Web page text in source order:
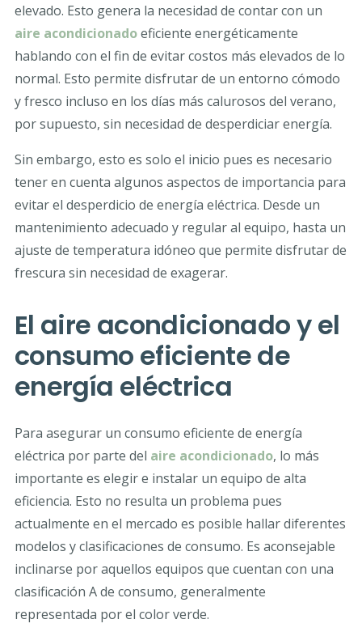
elevado. Esto genera la necesidad de contar con un
aire acondicionadoeficiente energéticamente
hablando con el fin de evitar costos más elevados de lo
normal. Esto permite disfrutar de un entorno cómodo
y fresco incluso en los días más calurosos del verano,
por supuesto, sin necesidad de desperdiciar energía.
Sin embargo, esto es solo el inicio pues es necesario
tener en cuenta algunos aspectos de importancia para
evitar el desperdicio de energía eléctrica. Desde un
mantenimiento adecuado y regular al equipo, hasta un
ajuste de temperatura idóneo que permite disfrutar de
frescura sin necesidad de exagerar.
El aire acondicionadoy el
consumo eficiente de
energía eléctrica
Para asegurar un consumo eficiente de energía
eléctrica por parte del aire acondicionado, lo más
importante es elegir e instalar un equipo de alta
eficiencia. Esto no resulta un problema pues
actualmente en el mercado es posible hallar diferentes
modelos y clasificaciones de consumo. Es aconsejable
inclinarse por aquellos equipos que cuentan con una
clasificación A de consumo, generalmente
representada por el color verde.